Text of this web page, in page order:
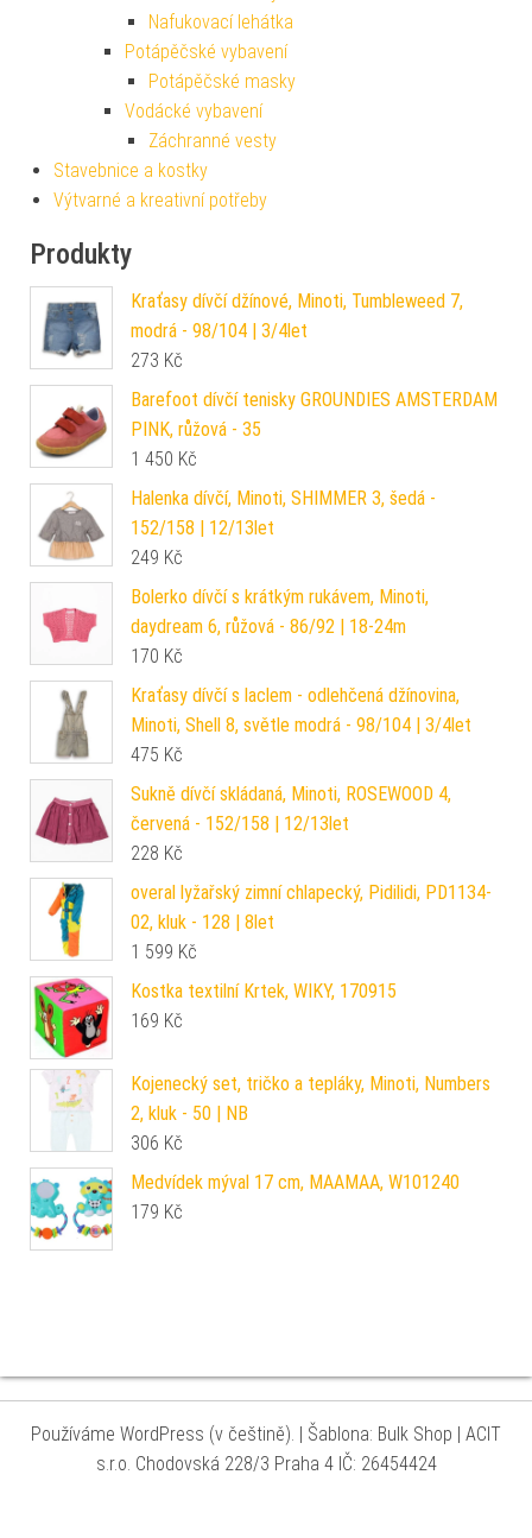
Nafukovací lehátka
Potápěčské vybavení
Potápěčské masky
Vodácké vybavení
Záchranné vesty
Stavebnice a kostky
Výtvarné a kreativní potřeby
Produkty
Kraťasy dívčí džínové, Minoti, Tumbleweed 7,
modrá - 98/104 | 3/4let
273 Kč
Barefoot dívčí tenisky GROUNDIES AMSTERDAM
PINK, růžová - 35
1 450 Kč
Halenka dívčí, Minoti, SHIMMER 3, šedá -
152/158 | 12/13let
249 Kč
Bolerko dívčí s krátkým rukávem, Minoti,
daydream 6, růžová - 86/92 | 18-24m
170 Kč
Kraťasy dívčí s laclem - odlehčená džínovina,
Minoti, Shell 8, světle modrá - 98/104 | 3/4let
475 Kč
Sukně dívčí skládaná, Minoti, ROSEWOOD 4,
červená - 152/158 | 12/13let
228 Kč
overal lyžařský zimní chlapecký, Pidilidi, PD1134-
02, kluk - 128 | 8let
1 599 Kč
Kostka textilní Krtek, WIKY, 170915
169 Kč
Kojenecký set, tričko a tepláky, Minoti, Numbers
2, kluk - 50 | NB
306 Kč
Medvídek mýval 17 cm, MAAMAA, W101240
179 Kč
Používáme WordPress (v češtině). | Šablona: Bulk Shop | ACIT
s.r.o. Chodovská 228/3 Praha 4 IČ: 26454424